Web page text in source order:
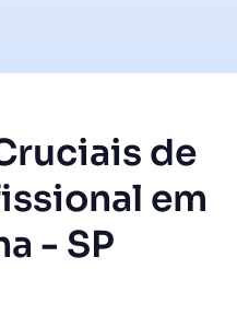
de
em
- SP